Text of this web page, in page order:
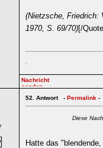
(Nietzsche, Friedrich:
1970, S. 69/70)[/
.
52. Antwort - Permalink -
Diese
Hatte das